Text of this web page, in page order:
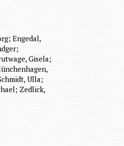
Engedal,
Gisela;
Ulla;
Zedlick,